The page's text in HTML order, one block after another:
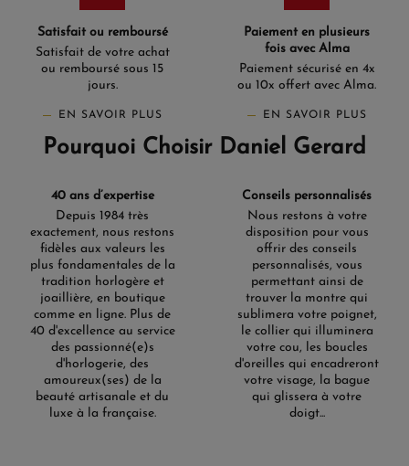
Satisfait ou remboursé
Satisfait de votre achat
ou remboursé sous 15
jours.
EN SAVOIR PLUS
Paiement en plusieurs
fois avec Alma
Paiement sécurisé en 4x
ou 10x offert avec Alma.
EN SAVOIR PLUS
Pourquoi Choisir Daniel Gerard
40 ans d’expertise
Depuis 1984 très
exactement, nous restons
fidèles aux valeurs les
plus fondamentales de la
tradition horlogère et
joaillière, en boutique
comme en ligne. Plus de
40 d'excellence au service
des passionné(e)s
d'horlogerie, des
amoureux(ses) de la
beauté artisanale et du
luxe à la française.
Conseils personnalisés
Nous restons à votre
disposition pour vous
offrir des conseils
personnalisés, vous
permettant ainsi de
trouver la montre qui
sublimera votre poignet,
le collier qui illuminera
votre cou, les boucles
d'oreilles qui encadreront
votre visage, la bague
qui glissera à votre
doigt...